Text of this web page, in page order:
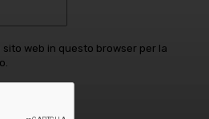
sito web in questo browser per la